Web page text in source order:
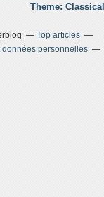
Theme:
Top articles
données personnelles